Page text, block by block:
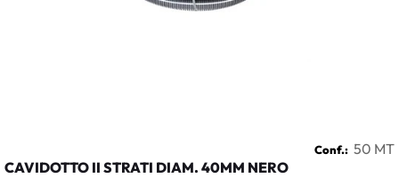
Conf.: 50 MT
CAVIDOTTO II STRATI DIAM. 40MM NERO